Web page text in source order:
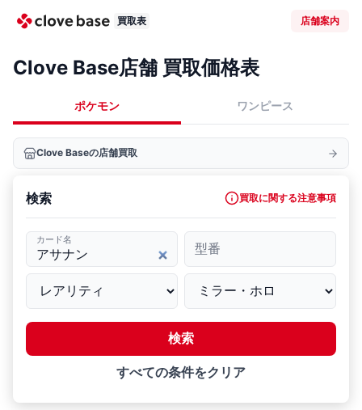
買取表 店舗案内
Clove Base店舗 買取価格表
ポケモン ワンピース
Clove Baseの店舗買取
検索 買取に関する注意事項
カード名
型番
検索
すべての条件をクリア